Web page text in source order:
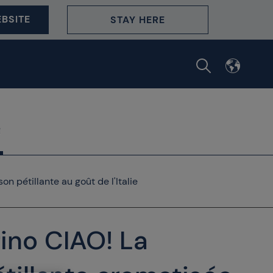
STAY HERE
pétillante au goût de l'Italie
CIAO! La